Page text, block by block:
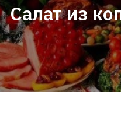
Салат из